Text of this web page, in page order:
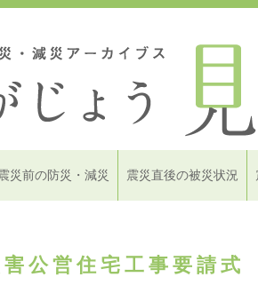
災前の防災・減災 震災直後の被災状況
公営住宅工事要請式